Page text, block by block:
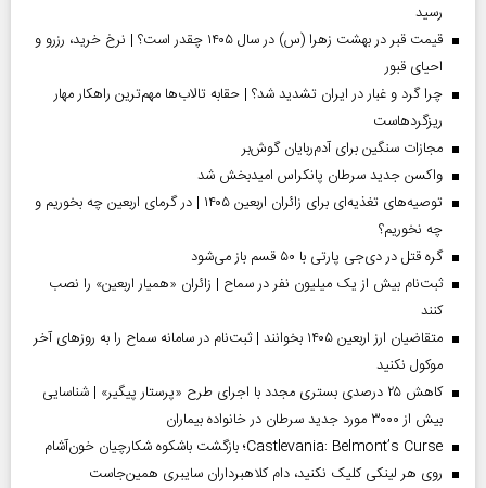
رسید
قیمت قبر در بهشت زهرا (س) در سال ۱۴۰۵ چقدر است؟ | نرخ خرید، رزرو و
احیای قبور
چرا گرد و غبار در ایران تشدید شد؟ | حقابه تالاب‌ها مهم‌ترین راهکار مهار
ریزگردهاست
مجازات سنگین برای آدم‌ربایان گوش‌بر
واکسن جدید سرطان پانکراس امیدبخش شد
توصیه‌های تغذیه‌ای برای زائران اربعین ۱۴۰۵ | در گرمای اربعین چه بخوریم و
چه نخوریم؟
گره قتل در دی‌جی پارتی با ۵۰ قسم باز می‌شود
ثبت‌نام بیش از یک میلیون نفر در سماح | زائران «همیار اربعین» را نصب
کنند
متقاضیان ارز اربعین ۱۴۰۵ بخوانند | ثبت‌نام در سامانه سماح را به روز‌های آخر
موکول نکنید
کاهش ۲۵ درصدی بستری مجدد با اجرای طرح «پرستار پیگیر» | شناسایی
بیش از ۳۰۰۰ مورد جدید سرطان در خانواده بیماران
Castlevania: Belmont’s Curse؛ بازگشت باشکوه شکارچیان خون‌آشام
روی هر لینکی کلیک نکنید، دام کلاهبرداران سایبری همین‌جاست